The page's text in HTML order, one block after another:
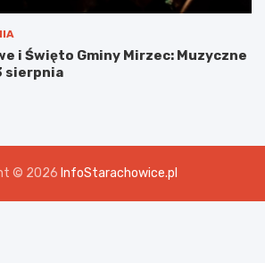
i Święto Gminy Mirzec: Muzyczne
sierpnia
© 2026 InfoStarachowice.pl